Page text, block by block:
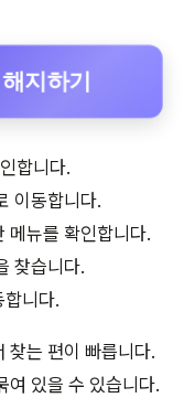
지하기
합니다.
이동합니다.
메뉴를 확인합니다.
찾습니다.
합니다.
찾는 편이 빠릅니다.
여 있을 수 있습니다.